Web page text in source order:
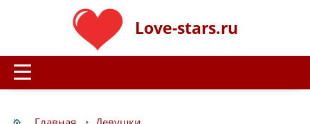
Love-stars.ru